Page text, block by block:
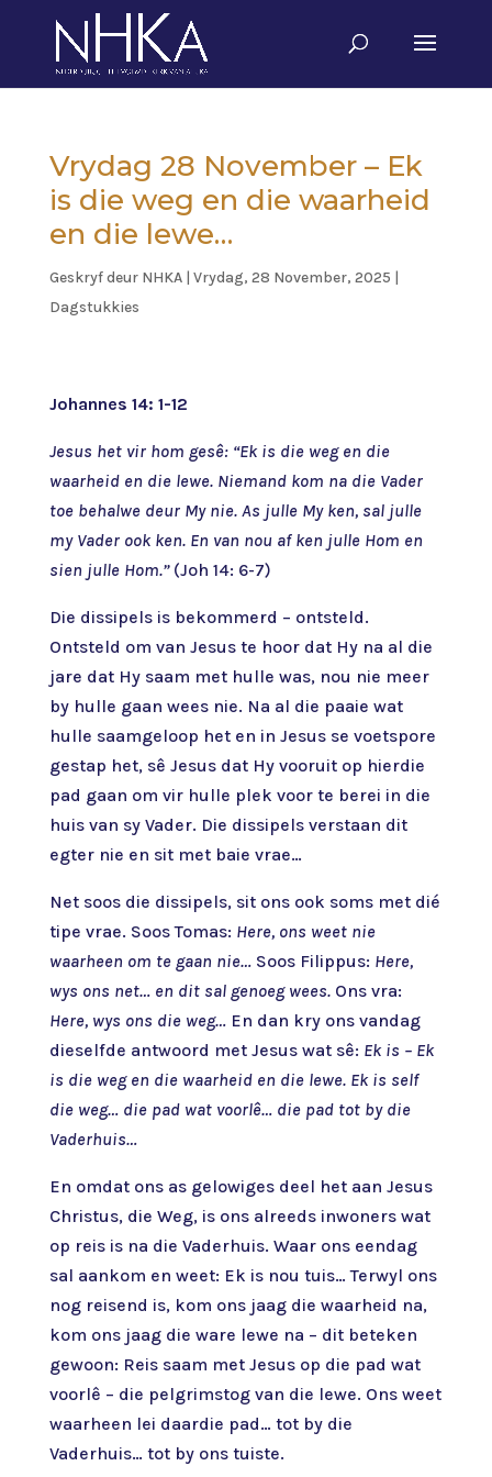
Vrydag 28 November – Ek
is die weg en die waarheid
en die lewe…
Geskryf deur NHKA| Vrydag, 28 November, 2025 |
Dagstukkies
Johannes 14: 1-12
Jesus het vir hom gesê: “Ek is die weg en die
waarheid en die lewe. Niemand kom na die Vader
toe behalwe deur My nie. As julle My ken, sal julle
my Vader ook ken. En van nou af ken julle Hom en
sien julle Hom.”(Joh 14: 6-7)
Die dissipels is bekommerd – ontsteld.
Ontsteld om van Jesus te hoor dat Hy na al die
jare dat Hy saam met hulle was, nou nie meer
by hulle gaan wees nie. Na al die paaie wat
hulle saamgeloop het en in Jesus se voetspore
gestap het, sê Jesus dat Hy vooruit op hierdie
pad gaan om vir hulle plek voor te berei in die
huis van sy Vader. Die dissipels verstaan dit
egter nie en sit met baie vrae…
Net soos die dissipels, sit ons ook soms met dié
tipe vrae. Soos Tomas: Here, ons weet nie
waarheen om te gaan nie…Soos Filippus: Here,
wys ons net… en dit sal genoeg wees.Ons vra:
Here, wys ons die weg…En dan kry ons vandag
dieselfde antwoord met Jesus wat sê: Ek is – Ek
is die weg en die waarheid en die lewe. Ek is self
die weg… die pad wat voorlê… die pad tot by die
Vaderhuis…
En omdat ons as gelowiges deel het aan Jesus
Christus, die Weg, is ons alreeds inwoners wat
op reis is na die Vaderhuis. Waar ons eendag
sal aankom en weet: Ek is nou tuis… Terwyl ons
nog reisend is, kom ons jaag die waarheid na,
kom ons jaag die ware lewe na – dit beteken
gewoon: Reis saam met Jesus op die pad wat
voorlê – die pelgrimstog van die lewe. Ons weet
waarheen lei daardie pad… tot by die
Vaderhuis… tot by ons tuiste.